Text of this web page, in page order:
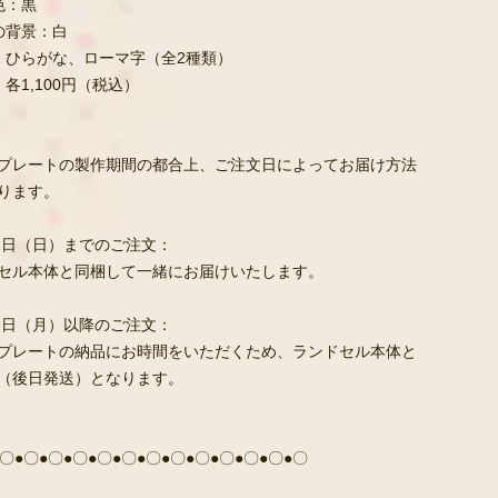
：黒
背景：白
らがな、ローマ字（全2種類）
1,100円（税込）
レートの製作期間の都合上、ご注文日によってお届け方法
ます。
（日）までのご注文：
ル本体と同梱して一緒にお届けいたします。
（月）以降のご注文：
レートの納品にお時間をいただくため、ランドセル本体と
後日発送）となります。
●〇●〇●〇●〇●〇●〇●〇●〇●〇●〇●〇●〇